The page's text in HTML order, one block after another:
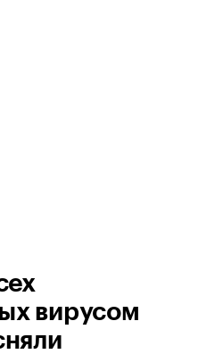
вирусом